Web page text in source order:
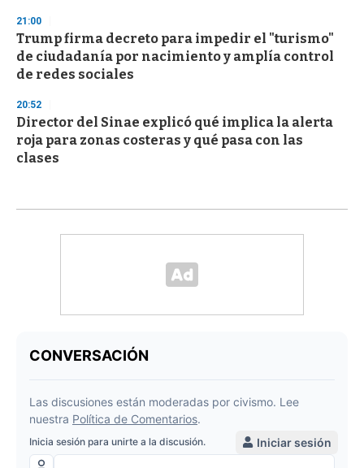
21:00
Trump firma decreto para impedir el "turismo"
de ciudadanía por nacimiento y amplía control
de redes sociales
20:52
Director del Sinae explicó qué implica la alerta
roja para zonas costeras y qué pasa con las
clases